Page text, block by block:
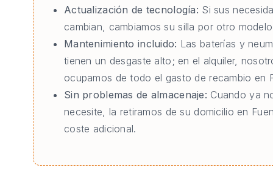
Actualización de tecnología: Si sus
cambian, cambiamos su silla por otro
Mantenimiento incluido: Las baterías y
tienen un desgaste alto; en el alquiler,
ocupamos de todo el gasto de recambio en
Sin problemas de almacenaje: Cuando ya
necesite, la retiramos de su domicilio en
coste adicional.